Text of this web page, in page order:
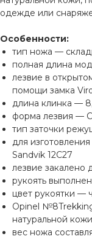
одежде или
Особенности:
тип ножа —
полная длина
лезвие в
помощи замка
длина клинка —
форма лезвия —
тип заточки
для
Sandvik 12C27
лезвие закалено
рукоять
цвет рукоятки —
Opinel
натуральной кожи
вес ножа